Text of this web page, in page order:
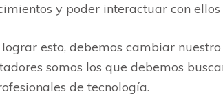
y poder interactuar con
esto, debemos cambiar nuestro
somos los que debemos
de tecnología.